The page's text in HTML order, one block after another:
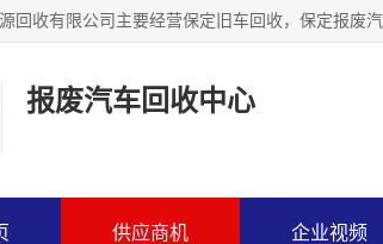
报废汽车回收中心
供应商机 企业视频